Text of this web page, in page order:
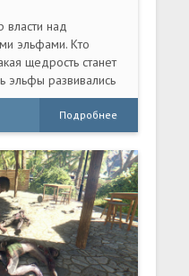
над
эльфами. Кто
щедрость станет
эльфы развивались
вскоре некоторые
самим богам!
общества выступила
Вся Анкария
энергию,
или спасти то,
решать вам. Это
RPG 2008 года
также её
и Кровь", в
Подробнее